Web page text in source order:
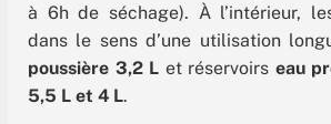
à 6h de séchage). À l’intérieur,
dans le sens d’une utilisation
poussière 3,2 L et réservoirs eau
5,5 L et 4 L.